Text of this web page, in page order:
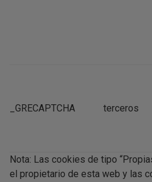
_GRECAPTCHA terceros
Nota: Las cookies de tipo
el propietario de esta web y las